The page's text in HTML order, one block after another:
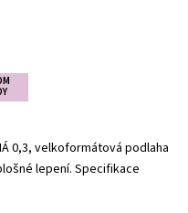
0,3, velkoformátová podlaha
lepení. Specifikace